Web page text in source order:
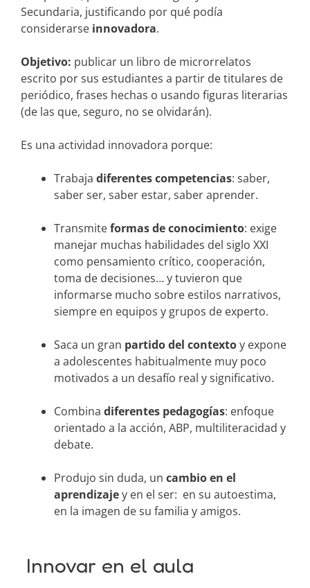
Secundaria, justificando por qué podía
considerarse innovadora.
Objetivo: publicar un libro de microrrelatos
escrito por sus estudiantes a partir de titulares de
periódico, frases hechas o usando figuras literarias
(de las que, seguro, no se olvidarán).
Es una actividad innovadora porque:
Trabaja diferentes competencias: saber,
saber ser, saber estar, saber aprender.
Transmiteformas de conocimiento: exige
manejar muchas habilidades del siglo XXI
como pensamiento crítico, cooperación,
toma de decisiones… y tuvieron que
informarse mucho sobre estilos narrativos,
siempre en equipos y grupos de experto.
Saca un gran partido del contextoy expone
a adolescentes habitualmente muy poco
motivados a un desafío real y significativo.
Combina diferentes pedagogías: enfoque
orientado a la acción, ABP, multiliteracidad y
debate.
Produjo sin duda, un cambio en el
aprendizajey en el ser: en su autoestima,
en la imagen de su familia y amigos.
Innovar en el aula